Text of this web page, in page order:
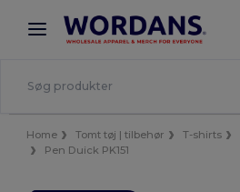
× Wordans-app
Bedre priser i appen!
Home Tomt tøj | tilbehør T-shirts
Pen Duick PK151